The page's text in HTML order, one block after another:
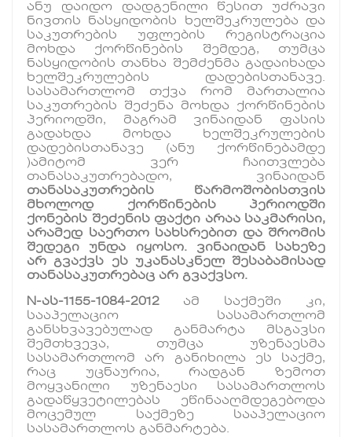
ანუ დაიდო დადგენილი წესით უძრავი
ნივთის ნასყიდობის ხელშეკრულება და
საკუთრების უფლების რეგისტრაცია
მოხდა ქორწინების შემდეგ, თუმცა
ნასყიდობის თანხა შემძენმა გადაიხადა
ხელშეკრულების დადებისთანავე.
სასამართლომ თქვა რომ მართალია
საკუთრების შეძენა მოხდა ქორწინების
პერიოდში, მაგრამ ვინაიდან ფასის
გადახდა მოხდა ხელშეკრულების
დადებისთანავე (ანუ ქორწინებამდე
)ამიტომ ვერ ჩაითვლება
თანასაკუთრებადო, ვინაიდან
თანასაკუთრების წარმოშობისთვის
მხოლოდ ქორწინების პერიოდში
ქონების შეძენის ფაქტი არაა საკმარისი,
არამედ საერთო სახსრებით და შრომის
შედეგი უნდა იყოსო. ვინაიდან სახეზე
არ გვაქვს ეს უკანასკნელ შესაბამისად
თანასაკუთრებაც არ გვაქვსო.
N-ას-1155-1084-2012 ამ საქმეში კი,
სააპელაციო სასამართლომ
განსხვავებულად განმარტა მსგავსი
შემთხვევა, თუმცა უზენაესმა
სასამართლომ არ განიხილა ეს საქმე,
რაც უცნაურია, რადგან ზემოთ
მოყვანილი უზენაესი სასამართლოს
გადაწყვეტილებას ეწინააღმდეგებოდა
მოცემულ საქმეზე სააპელაციო
სასამართლოს განმარტება.